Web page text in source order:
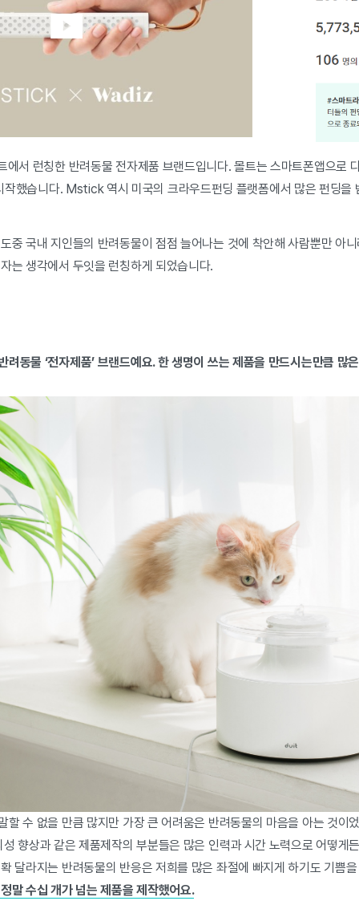
에서 런칭한 반려동물 전자제품 브랜드입니다. 몰트는 스마트폰앱으로
했습니다. Mstick 역시 미국의 크라우드펀딩 플랫폼에서 많은 펀딩을
중 국내 지인들의 반려동물이 점점 늘어나는 것에 착안해 사람뿐만 아
는 생각에서 두잇을 런칭하게 되었습니다.
려동물 ‘전자제품’ 브랜드예요. 한 생명이 쓰는 제품을 만드시는만큼 많
할 수 없을 만큼 많지만 가장 큰 어려움은 반려동물의 마음을 아는 것이
향상과 같은 제품제작의 부분들은 많은 인력과 시간 노력으로 어떻게
달라지는 반려동물의 반응은 저희를 많은 좌절에 빠지게 하기도 기쁨
말 수십 개가 넘는 제품을 제작했어요.